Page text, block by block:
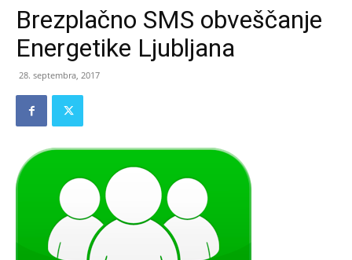
Brezplačno SMS obveščanje
Energetike Ljubljana
28. septembra, 2017